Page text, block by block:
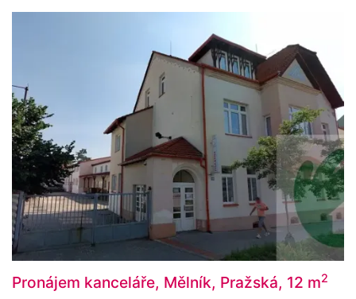
Pronájem kanceláře, Mělník, Pražská, 12 m2